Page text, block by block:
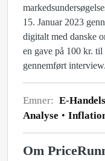
15. Januar 2023
digitalt med danske
en gave på 100 kr.
gennemført interview.
Emner: E-
Analyse
Om